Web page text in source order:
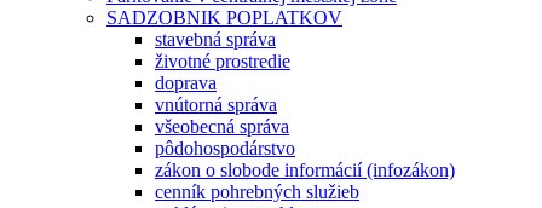
SADZOBNIK POPLATKOV
stavebná správa
životné prostredie
doprava
vnútorná správa
všeobecná správa
pôdohospodárstvo
zákon o slobode informácií (infozákon)
cenník pohrebných služieb